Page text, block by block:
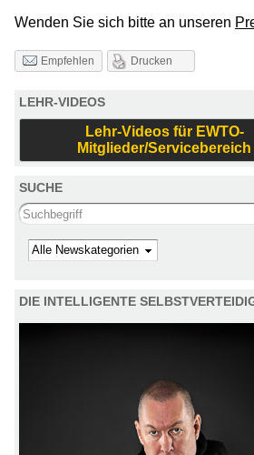
Wenden Sie sich bitte an unseren
Empfehlen Drucken
LEHR-VIDEOS
Lehr-Videos für EWTO-
Mitglieder/Servicebereich
SUCHE
Search this site
Kategorie
DIE INTELLIGENTE